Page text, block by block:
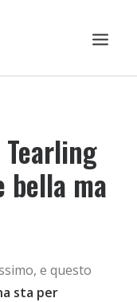
bella ma
e questo
sta per